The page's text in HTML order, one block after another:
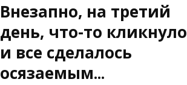
Внезапно, на третий
день, что-то кликнуло
и все сделалось
осязаемым...